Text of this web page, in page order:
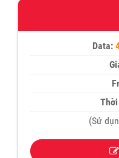
Data:
(Sử